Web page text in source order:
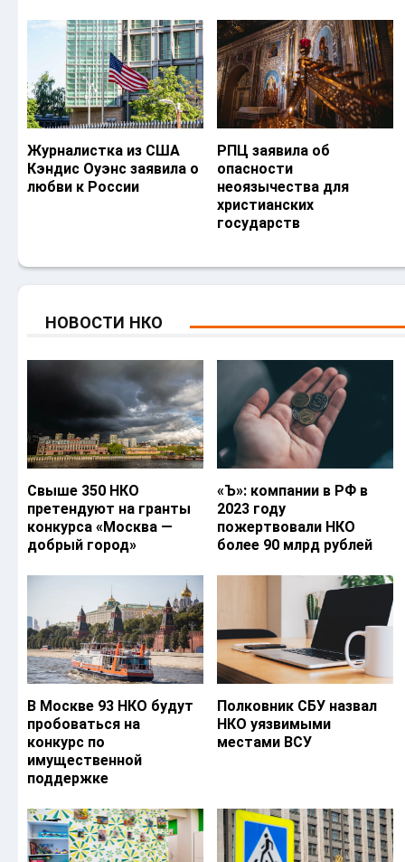
Журналистка из США
Кэндис Оуэнс заявила о
любви к России
РПЦ заявила об
опасности
неоязычества для
христианских
государств
НОВОСТИ НКО
Свыше 350 НКО
претендуют на гранты
конкурса «Москва —
добрый город»
«Ъ‎»: компании в РФ в
2023 году
пожертвовали НКО
более 90 млрд рублей
В Москве 93 НКО будут
пробоваться на
конкурс по
имущественной
поддержке
Полковник СБУ назвал
НКО уязвимыми
местами ВСУ